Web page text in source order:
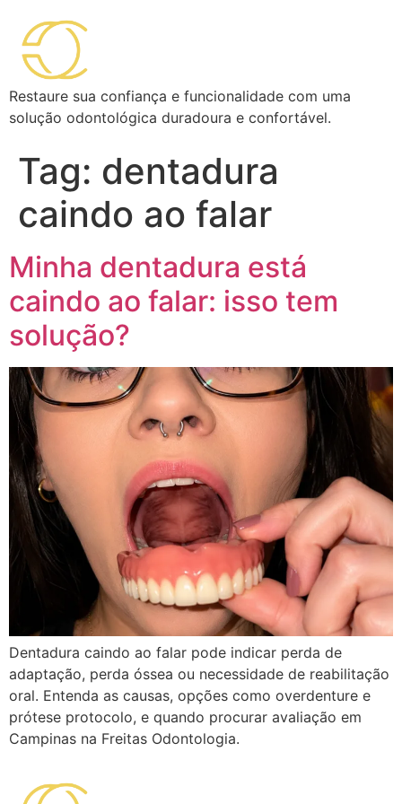
Restaure sua confiança e funcionalidade com uma
solução odontológica duradoura e confortável.
Tag: dentadura
caindo ao falar
Minha dentadura está
caindo ao falar: isso tem
solução?
Dentadura caindo ao falar pode indicar perda de
adaptação, perda óssea ou necessidade de reabilitação
oral. Entenda as causas, opções como overdenture e
prótese protocolo, e quando procurar avaliação em
Campinas na Freitas Odontologia.